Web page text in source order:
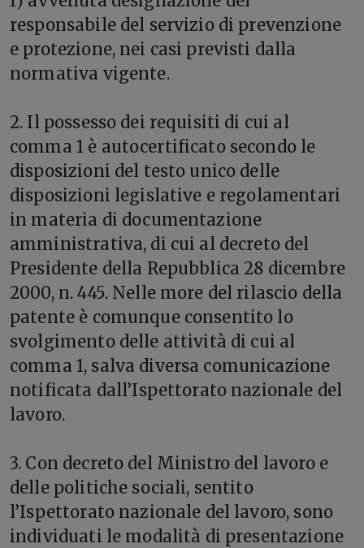
responsabile del servizio di prevenzione
e protezione, nei casi previsti dalla
normativa vigente.
2. Il possesso dei requisiti di cui al
comma 1 è autocertificato secondo le
disposizioni del testo unico delle
disposizioni legislative e regolamentari
in materia di documentazione
amministrativa, di cui al decreto del
Presidente della Repubblica 28 dicembre
2000, n. 445. Nelle more del rilascio della
patente è comunque consentito lo
svolgimento delle attività di cui al
comma 1, salva diversa comunicazione
notificata dall’Ispettorato nazionale del
lavoro.
3. Con decreto del Ministro del lavoro e
delle politiche sociali, sentito
l’Ispettorato nazionale del lavoro, sono
individuati le modalità di presentazione